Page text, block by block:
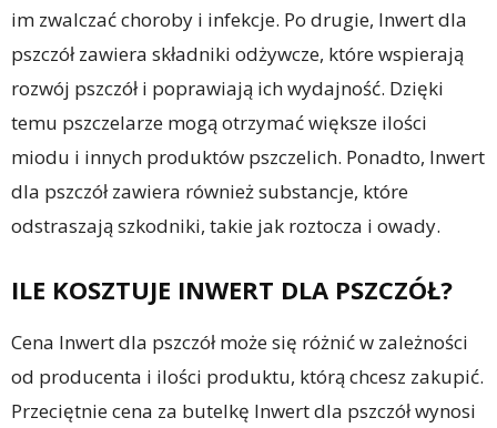
im zwalczać choroby i infekcje. Po drugie, Inwert dla
pszczół zawiera składniki odżywcze, które wspierają
rozwój pszczół i poprawiają ich wydajność. Dzięki
temu pszczelarze mogą otrzymać większe ilości
miodu i innych produktów pszczelich. Ponadto, Inwert
dla pszczół zawiera również substancje, które
odstraszają szkodniki, takie jak roztocza i owady.
ILE KOSZTUJE INWERT DLA PSZCZÓŁ?
Cena Inwert dla pszczół może się różnić w zależności
od producenta i ilości produktu, którą chcesz zakupić.
Przeciętnie cena za butelkę Inwert dla pszczół wynosi